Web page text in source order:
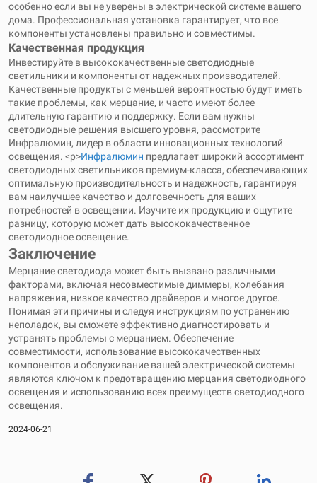
особенно если вы не уверены в электрической системе вашего
дома. Профессиональная установка гарантирует, что все
компоненты установлены правильно и совместимы.
Качественная продукция
Инвестируйте в высококачественные светодиодные
светильники и компоненты от надежных производителей.
Качественные продукты с меньшей вероятностью будут иметь
такие проблемы, как мерцание, и часто имеют более
длительную гарантию и поддержку. Если вам нужны
светодиодные решения высшего уровня, рассмотрите
Инфралюмин, лидер в области инновационных технологий
освещения. <р>Инфралюмин предлагает широкий ассортимент
светодиодных светильников премиум-класса, обеспечивающих
оптимальную производительность и надежность, гарантируя
вам наилучшее качество и долговечность для ваших
потребностей в освещении. Изучите их продукцию и ощутите
разницу, которую может дать высококачественное
светодиодное освещение.
Заключение
Мерцание светодиода может быть вызвано различными
факторами, включая несовместимые диммеры, колебания
напряжения, низкое качество драйверов и многое другое.
Понимая эти причины и следуя инструкциям по устранению
неполадок, вы сможете эффективно диагностировать и
устранять проблемы с мерцанием. Обеспечение
совместимости, использование высококачественных
компонентов и обслуживание вашей электрической системы
являются ключом к предотвращению мерцания светодиодного
освещения и использованию всех преимуществ светодиодного
освещения.
2024-06-21